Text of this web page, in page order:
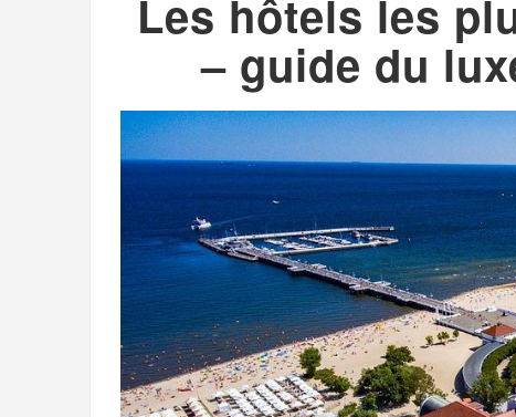
Les hôtels les
– guide du